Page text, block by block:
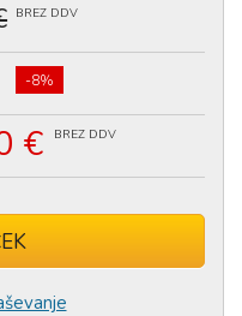
BREZ DDV
-8%
€ BREZ DDV
v